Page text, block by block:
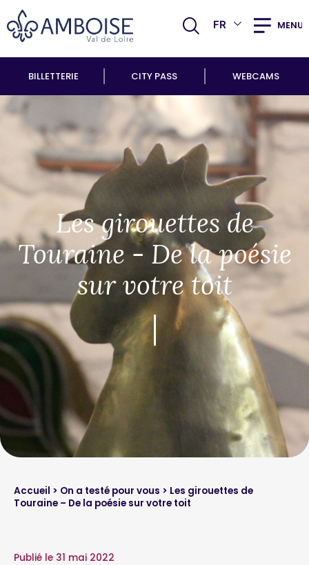
FR MENU
BILLETTERIE CITY PASS WEBCAMS
Les girouettes de
Touraine - De la poésie
sur votre toit
Accueil > On a testé pour vous > Les girouettes de
Touraine – De la poésie sur votre toit
Publié le 31 mai 2022